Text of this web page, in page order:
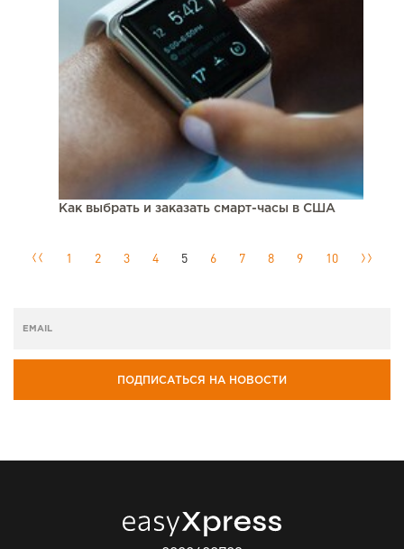
Как выбрать и заказать смарт-часы в США
1 2 3 4 5 6 7 8 9 10
ПОДПИСАТЬСЯ НА НОВОСТИ